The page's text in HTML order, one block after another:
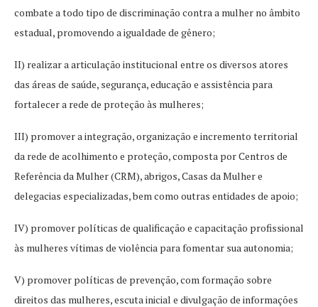
combate a todo tipo de discriminação contra a mulher no âmbito
estadual, promovendo a igualdade de gênero;
II) realizar a articulação institucional entre os diversos atores
das áreas de saúde, segurança, educação e assistência para
fortalecer a rede de proteção às mulheres;
III) promover a integração, organização e incremento territorial
da rede de acolhimento e proteção, composta por Centros de
Referência da Mulher (CRM), abrigos, Casas da Mulher e
delegacias especializadas, bem como outras entidades de apoio;
IV) promover políticas de qualificação e capacitação profissional
às mulheres vítimas de violência para fomentar sua autonomia;
V) promover políticas de prevenção, com formação sobre
direitos das mulheres, escuta inicial e divulgação de informações